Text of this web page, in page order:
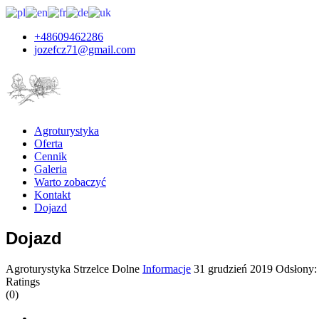
+48609462286
jozefcz71@gmail.com
Agroturystyka
Oferta
Cennik
Galeria
Warto zobaczyć
Kontakt
Dojazd
Dojazd
Agroturystyka Strzelce Dolne Informacje 31 grudzień 2019
Ratings
(0)